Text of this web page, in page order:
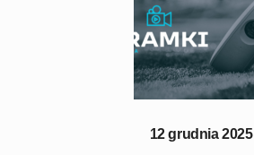
12 grudnia 2025